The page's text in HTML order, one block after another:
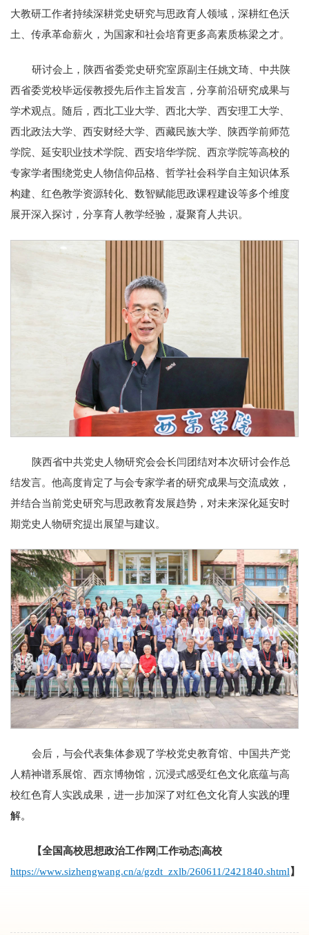
大教研工作者持续深耕党史研究与思政育人领域，深耕红色沃
土、传承革命薪火，为国家和社会培育更多高素质栋梁之才。
研讨会上，陕西省委党史研究室原副主任姚文琦、中共陕
西省委党校毕远佞教授先后作主旨发言，分享前沿研究成果与
学术观点。随后，西北工业大学、西北大学、西安理工大学、
西北政法大学、西安财经大学、西藏民族大学、陕西学前师范
学院、延安职业技术学院、西安培华学院、西京学院等高校的
专家学者围绕党史人物信仰品格、哲学社会科学自主知识体系
构建、红色教学资源转化、数智赋能思政课程建设等多个维度
展开深入探讨，分享育人教学经验，凝聚育人共识。
陕西省中共党史人物研究会会长闫团结对本次研讨会作总
结发言。他高度肯定了与会专家学者的研究成果与交流成效，
并结合当前党史研究与思政教育发展趋势，对未来深化延安时
期党史人物研究提出展望与建议。
会后，与会代表集体参观了学校党史教育馆、中国共产党
人精神谱系展馆、西京博物馆，沉浸式感受红色文化底蕴与高
校红色育人实践成果，进一步加深了对红色文化育人实践的理
解。
【全国高校思想政治工作网|工作动态|高校
https://www.sizhengwang.cn/a/gzdt_zxlb/260611/2421840.shtml】